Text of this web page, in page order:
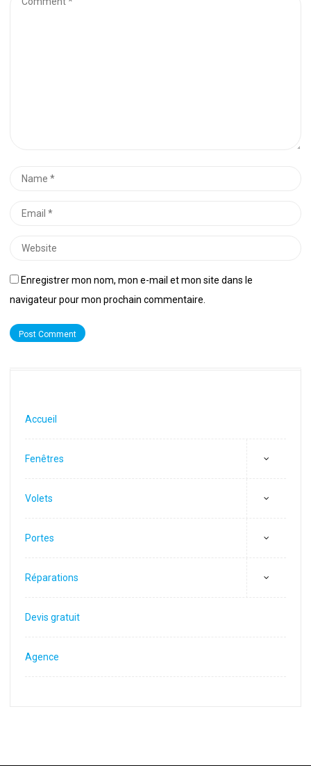
Name
Email
Website
Enregistrer mon nom, mon e-mail et mon site dans le
navigateur pour mon prochain commentaire.
Accueil
Fenêtres
Volets
Portes
Réparations
Devis gratuit
Agence